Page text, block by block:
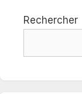
Rechercher